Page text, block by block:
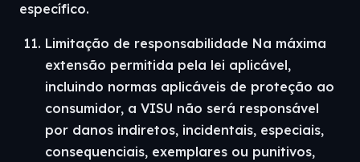
específico.
Limitação de responsabilidade Na máxima
extensão permitida pela lei aplicável,
incluindo normas aplicáveis de proteção ao
consumidor, a VISU não será responsável
por danos indiretos, incidentais, especiais,
consequenciais, exemplares ou punitivos,